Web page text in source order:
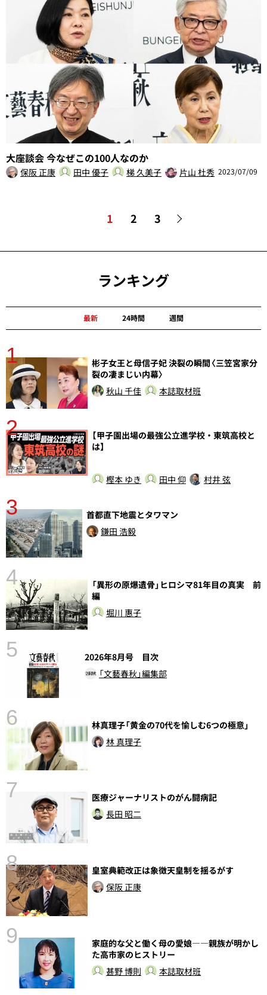
大座談会 今なぜこの100人なのか
保阪 正康 田中 優子 梯 久美子 片山 杜秀 2023/07/09
1 2 3
ランキング
最新 24時間 週間
1
彬子女王と母信子妃 決裂の瞬間〈三笠宮家分
裂の凄まじい内幕〉
秋山 千佳
本誌取材班
2
【甲子園出場の最強公立進学校・東筑高校と
は】
樫本 ゆき 田中 仰 村井 弦
3
首都直下地震とタワマン
鎌田 浩毅
4
「異形の原爆遺骨」ヒロシマ81年目の真実 前
編
堀川 惠子
5
2026年8月号 目次
「文藝春秋」編集部
6
林真理子「黄金の70代を愉しむ6つの極意」
林 真理子
7
医療ジャーナリストのがん闘病記
長田 昭二
8
皇室典範改正は象徴天皇制を揺るがす
保阪 正康
9
家庭的な父と働く母の愛娘――親族が明かし
た高市家のヒストリー
甚野 博則
本誌取材班